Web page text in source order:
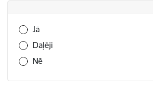
Vai šī informācija bija noderīga?
Jā
Daļēji
Nē